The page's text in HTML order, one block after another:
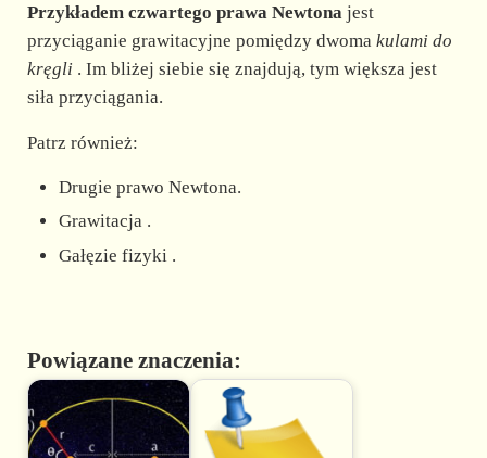
Przykładem czwartego prawa Newtonajest
przyciąganie grawitacyjne pomiędzy dwoma kulami do
kręgli . Im bliżej siebie się znajdują, tym większa jest
siła przyciągania.
Patrz również:
Drugie prawo Newtona.
Grawitacja .
Gałęzie fizyki .
Powiązane znaczenia: